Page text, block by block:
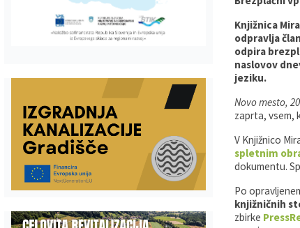
Knjižnica
odpravlja
odpira
naslovov
jeziku.
Novo mesto,
zaprta, vsem,
V Knjižnico
spletnim
dokumentu.
Po
knjižničnih
zbirke
Gospodarstvo
Katalog informacij javnega značaja
Vizitka občine
Skupne službe
Predpisi in odloki
Lokalne volitve
Folklorna skupina DPŽ Dolenjske Toplice